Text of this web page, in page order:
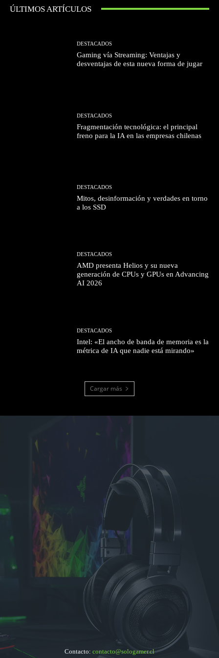
ÚLTIMOS ARTÍCULOS
DESTACADOS
Gaming vía Streaming: Ventajas y
desventajas de esta nueva forma de jugar
DESTACADOS
Fragmentación tecnológica: el principal
freno para la IA en las empresas chilenas
DESTACADOS
Mitos, desinformación y verdades en torno
a los SSD
DESTACADOS
AMD presenta Helios y su nueva
generación de CPUs y GPUs en Advancing
AI 2026
DESTACADOS
Intel: «El ancho de banda de memoria es la
métrica de IA que nadie está mirando»
Cargar más
Contacto: contacto@sologamer.cl